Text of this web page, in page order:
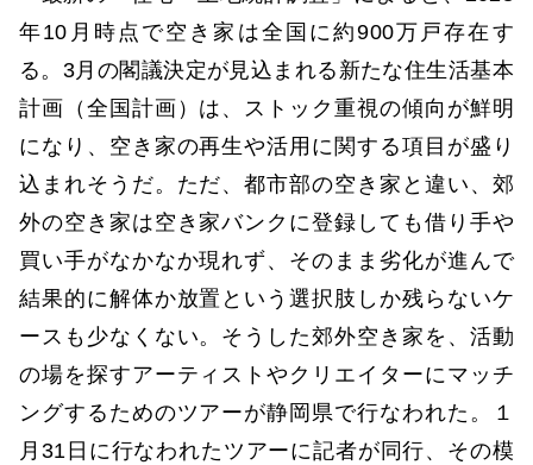
年10月時点で空き家は全国に約900万戸存在す
る。3月の閣議決定が見込まれる新たな住生活基本
計画（全国計画）は、ストック重視の傾向が鮮明
になり、空き家の再生や活用に関する項目が盛り
込まれそうだ。ただ、都市部の空き家と違い、郊
外の空き家は空き家バンクに登録しても借り手や
買い手がなかなか現れず、そのまま劣化が進んで
結果的に解体か放置という選択肢しか残らないケ
ースも少なくない。そうした郊外空き家を、活動
の場を探すアーティストやクリエイターにマッチ
ングするためのツアーが静岡県で行なわれた。１
月31日に行なわれたツアーに記者が同行、その模